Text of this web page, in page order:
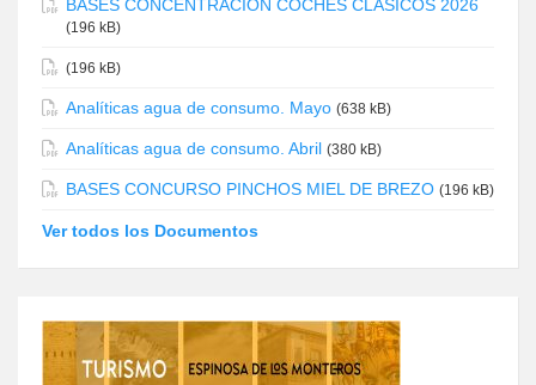
BASES CONCENTRACIÓN COCHES CLÁSICOS 2026
(196 kB)
(196 kB)
Analíticas agua de consumo. Mayo (638 kB)
Analíticas agua de consumo. Abril (380 kB)
BASES CONCURSO PINCHOS MIEL DE BREZO (196 kB)
Ver todos los Documentos